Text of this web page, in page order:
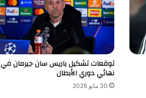
توقعات تشكيل باريس سان جيرمان في
نهائي دوري الأبطال
30 مايو 2026